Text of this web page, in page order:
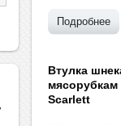
Подробнее
Втулка
мясорубкам
Scarlett